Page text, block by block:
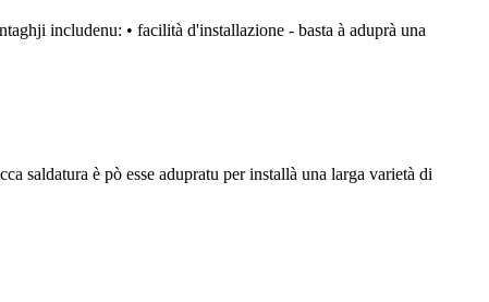
includenu: • facilità d'installazione - basta à aduprà una
saldatura è pò esse adupratu per installà una larga varietà di